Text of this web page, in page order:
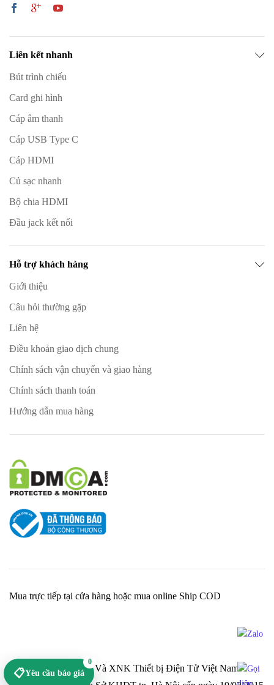
Liên kết nhanh
Bút trình chiếu
Card ghi hình
Cáp âm thanh
Cáp USB Type C
Cáp HDMI
Củ sạc nhanh
Bộ chia HDMI
Đầu jack kết nối
Hỗ trợ khách hàng
Giới thiệu
Câu hỏi thường gặp
Liên hệ
Điều khoản giao dịch chung
Chính sách vận chuyển và giao hàng
Chính sách thanh toán
Hướng dẫn mua hàng
Cty TNHH Sản Xuất Và XNK Thiết bị Điện Tử Việt Nam -
Mua trực tiếp tại cửa hàng hoặc mua online Ship COD
📋Yêu cầu báo giá
0